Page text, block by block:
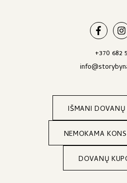
+370 682
IŠMANI DOVANŲ
NEMOKAMA
DOVANŲ